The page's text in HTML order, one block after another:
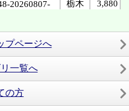
プページへ
一覧へ
の方